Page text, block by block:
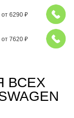
от 6290 ₽
от 7620 ₽
ВСЕХ